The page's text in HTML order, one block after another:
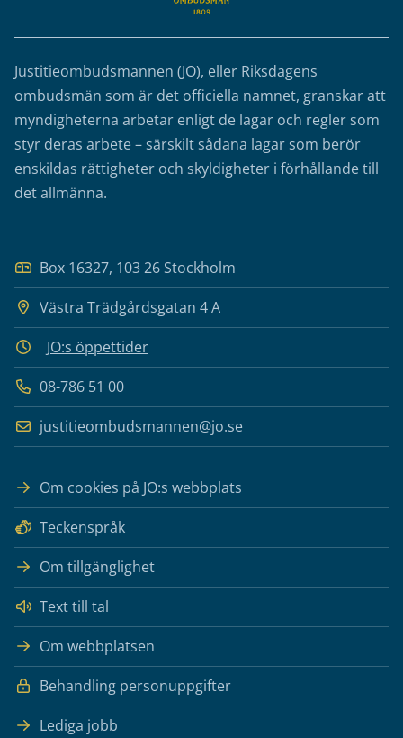
Justitieombudsmannen (JO), eller Riksdagens
ombudsmän som är det officiella namnet, granskar att
myndigheterna arbetar enligt de lagar och regler som
styr deras arbete – särskilt sådana lagar som berör
enskildas rättigheter och skyldigheter i förhållande till
det allmänna.
Box 16327, 103 26 Stockholm
Västra Trädgårdsgatan 4 A
JO:s öppettider
08-786 51 00
justitieombudsmannen@jo.se
Om cookies på JO:s webbplats
Teckenspråk
Om tillgänglighet
Text till tal
Om webbplatsen
Behandling personuppgifter
Lediga jobb